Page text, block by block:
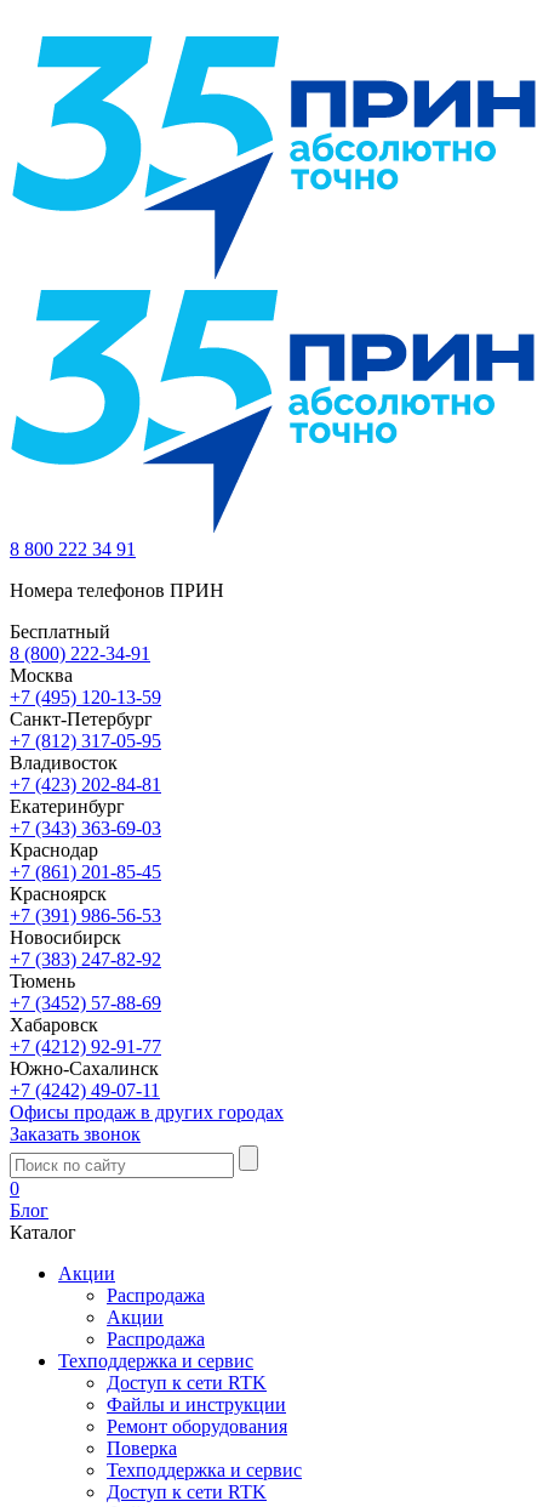
8 800 222 34 91
Номера телефонов ПРИН
Бесплатный
8 (800) 222-34-91
Москва
+7 (495) 120-13-59
Санкт-Петербург
+7 (812) 317-05-95
Владивосток
+7 (423) 202-84-81
Екатеринбург
+7 (343) 363-69-03
Краснодар
+7 (861) 201-85-45
Красноярск
+7 (391) 986-56-53
Новосибирск
+7 (383) 247-82-92
Тюмень
+7 (3452) 57-88-69
Хабаровск
+7 (4212) 92-91-77
Южно-Сахалинск
+7 (4242) 49-07-11
Офисы продаж в других городах
Заказать звонок
0
Блог
Каталог
Акции
Распродажа
Акции
Распродажа
Техподдержка и сервис
Доступ к сети RTK
Файлы и инструкции
Ремонт оборудования
Поверка
Техподдержка и сервис
Доступ к сети RTK